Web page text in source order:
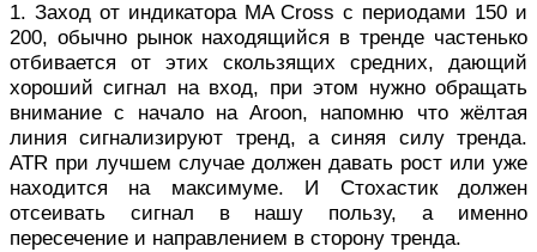
1. Заход от индикатора MA Cross с периодами 150 и
200, обычно рынок находящийся в тренде частенько
отбивается от этих скользящих средних, дающий
хороший сигнал на вход, при этом нужно обращать
внимание с начало на Aroon, напомню что жёлтая
линия сигнализируют тренд, а синяя силу тренда.
АТR при лучшем случае должен давать рост или уже
находится на максимуме. И Стохастик должен
отсеивать сигнал в нашу пользу, а именно
пересечение и направлением в сторону тренда.